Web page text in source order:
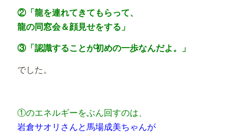
②「龍を連れてきてもらって、
龍の同窓会＆顔見せをする」
③「認識することが初めの一歩なんだよ。」
でした。
①のエネルギーをぶん回すのは、
岩倉サオリさんと馬場成美ちゃんが